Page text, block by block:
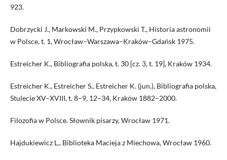
923.
Dobrzycki J., Markowski M., Przypkowski T., Historia astronomii
w Polsce, t. 1, Wrocław–Warszawa–Kraków–Gdańsk 1975.
Estreicher K., Bibliografia polska, t. 30 [cz. 3, t. 19], Kraków 1934.
Estreicher K., Estreicher S., Estreicher K. (jun.), Bibliografia polska,
Stulecie XV–XVIII, t. 8–9, 12–34, Kraków 1882–2000.
Filozofia w Polsce. Słownik pisarzy, Wrocław 1971.
Hajdukiewicz L., Biblioteka Macieja z Miechowa, Wrocław 1960.